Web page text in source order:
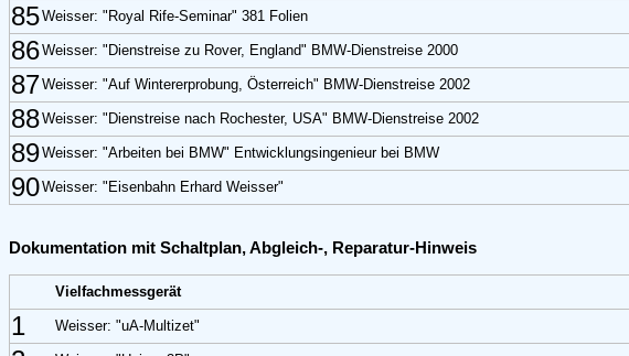
85Weisser: "Royal Rife-Seminar" 381 Folien
86Weisser: "Dienstreise zu Rover, England" BMW-Dienstreise 2000
87Weisser: "Auf Wintererprobung, Österreich" BMW-Dienstreise 2002
88Weisser: "Dienstreise nach Rochester, USA" BMW-Dienstreise 2002
89Weisser: "Arbeiten bei BMW" Entwicklungsingenieur bei BMW
90Weisser: "Eisenbahn Erhard Weisser"
Dokumentation mit Schaltplan, Abgleich-, Reparatur-Hinweis
Vielfachmessgerät
1 Weisser: "uA-Multizet"